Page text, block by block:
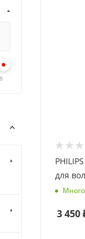
PHILIPS
для
Много
3 450